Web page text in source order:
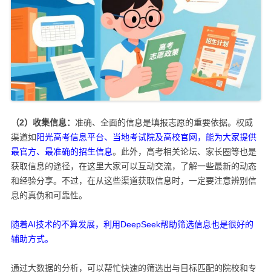
（2）收集信息： 准确、全面的信息是填报志愿的重要依据。权威
渠道如阳光高考信息平台、当地考试院及高校官网，能为大家提供
最官方、最准确的招生信息。此外，高考相关论坛、家长圈等也是
获取信息的途径，在这里大家可以互动交流，了解一些最新的动态
和经验分享。不过，在从这些渠道获取信息时，一定要注意辨别信
息的真伪和可靠性。​
随着AI技术的不算发展，利用DeepSeek帮助筛选信息也是很好的
辅助方式。
通过大数据的分析，可以帮忙快速的筛选出与目标匹配的院校和专